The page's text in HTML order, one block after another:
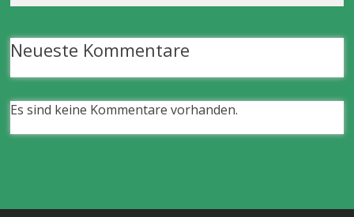
Neueste Kommentare
Es sind keine Kommentare vorhanden.